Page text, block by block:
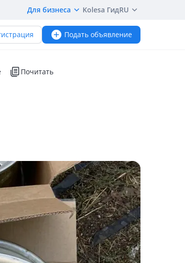
Для бизнеса Kolesa ГидRU
Подать объявление
Почитать